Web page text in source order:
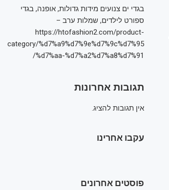
בגדי ים צנועים מידות גדולות, אופנה, בגדי
ספורט לילדים, שמלות ערב –
https://htofashion2.com/product-
category/%d7%a9%d7%9e%d7%9c%d7%95
%d7%aa-%d7%a2%d7%a8%d7%91/
תגובות אחרונות
אין תגובות להציג.
עקבו אחרינו
פוסטים אחרונים